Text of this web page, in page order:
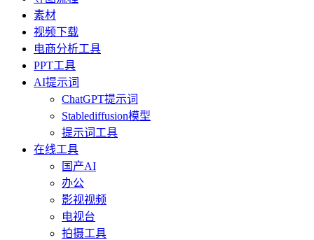
素材
视频下载
电商分析工具
PPT工具
AI提示词
ChatGPT提示词
Stablediffusion模型
提示词工具
在线工具
国产AI
办公
影视视频
电视台
拍摄工具